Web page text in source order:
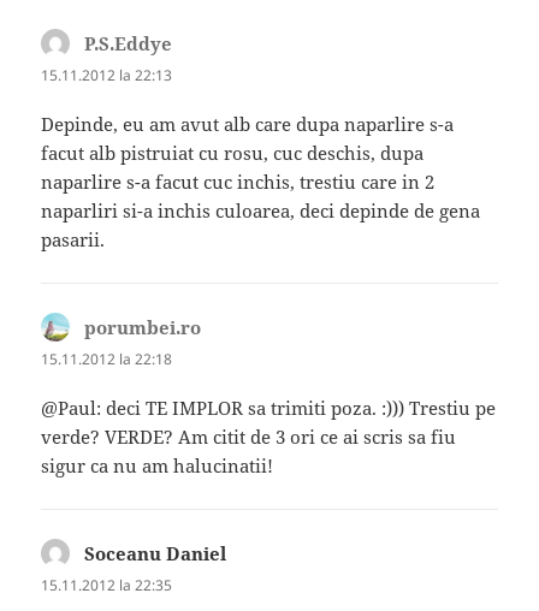
P.S.Eddye
15.11.2012 la 22:13
Depinde, eu am avut alb care dupa naparlire s-a
facut alb pistruiat cu rosu, cuc deschis, dupa
naparlire s-a facut cuc inchis, trestiu care in 2
naparliri si-a inchis culoarea, deci depinde de gena
pasarii.
porumbei.ro
15.11.2012 la 22:18
@Paul: deci TE IMPLOR sa trimiti poza. :))) Trestiu pe
verde? VERDE? Am citit de 3 ori ce ai scris sa fiu
sigur ca nu am halucinatii!
Soceanu Daniel
15.11.2012 la 22:35